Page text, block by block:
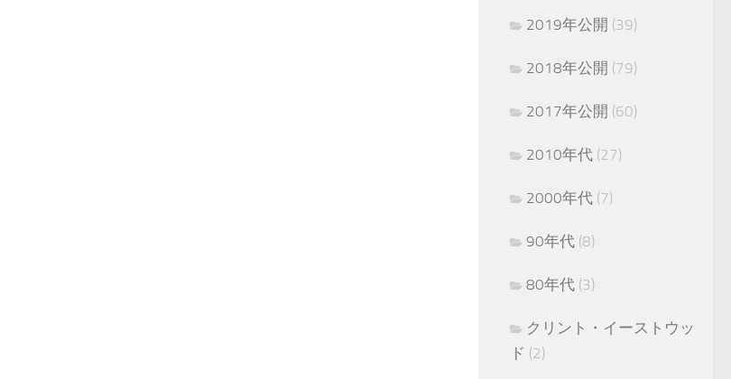
2019年公開 (39)
2018年公開 (79)
2017年公開 (60)
2010年代 (27)
2000年代 (7)
90年代 (8)
80年代 (3)
クリント・イーストウッ
ド (2)